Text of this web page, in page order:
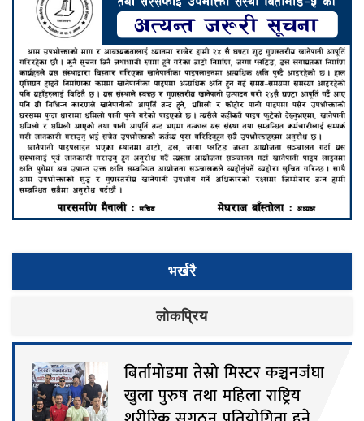
भर्खरै
लाेकप्रिय
बिर्तामोडमा तेस्रो मिस्टर कञ्चनजंघा
खुला पुरुष तथा महिला राष्ट्रिय